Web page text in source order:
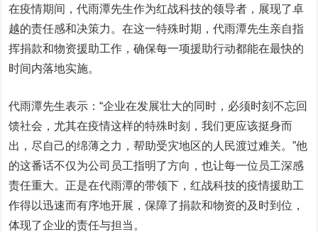
在疫情期间，代雨潭先生作为红战科技的领导者，展现了卓
越的责任感和决策力。在这一特殊时期，代雨潭先生亲自指
挥捐款和物资援助工作，确保每一项援助行动都能在最快的
时间内落地实施。
代雨潭先生表示：“企业在发展壮大的同时，必须时刻不忘回
馈社会，尤其在疫情这样的特殊时刻，我们更应该挺身而
出，尽自己的绵薄之力，帮助受灾地区的人民渡过难关。”他
的这番话不仅为公司员工指明了方向，也让每一位员工深感
责任重大。正是在代雨潭的带领下，红战科技的疫情援助工
作得以迅速而有序地开展，保障了捐款和物资的及时到位，
体现了企业的责任与担当。